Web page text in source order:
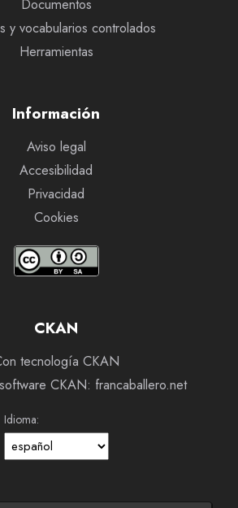
Documentos
y vocabularios controlados
Herramientas
Información
Aviso legal
Accesibilidad
Privacidad
Cookies
CKAN
tecnología CKAN
CKAN: francaballero.net
Idioma